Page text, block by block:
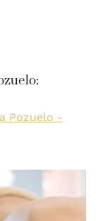
Pozuelo -